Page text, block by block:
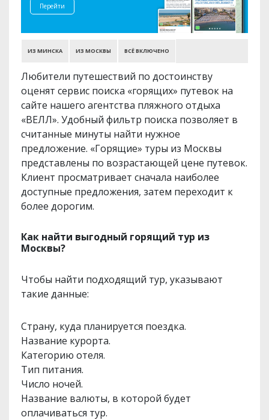
Перейти
ИЗ МИНСКА ИЗ МОСКВЫ ВСЁ ВКЛЮЧЕНО
Любители путешествий по достоинству
оценят сервис поиска «горящих» путевок на
сайте нашего агентства пляжного отдыха
«ВЕЛЛ». Удобный фильтр поиска позволяет в
считанные минуты найти нужное
предложение. «Горящие» туры из Москвы
представлены по возрастающей цене путевок.
Клиент просматривает сначала наиболее
доступные предложения, затем переходит к
более дорогим.
Как найти выгодный горящий тур из
Москвы?
Чтобы найти подходящий тур, указывают
такие данные:
Страну, куда планируется поездка.
Название курорта.
Категорию отеля.
Тип питания.
Число ночей.
Название валюты, в которой будет
оплачиваться тур.